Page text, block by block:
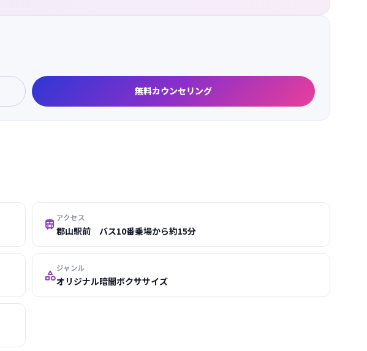
無料カウンセリング
 アクセス
郡山駅前 バス10番乗場から約15分
ジャンル
オリジナル暗闇ボクササイズ